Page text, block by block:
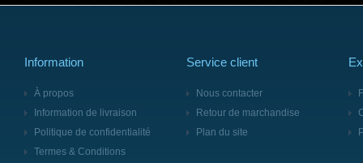
Information
À propos
Information de livraison
Politique de confidentialité
Termes & Conditions
Service client
Nous contacter
Retour de marchandise
Plan du site